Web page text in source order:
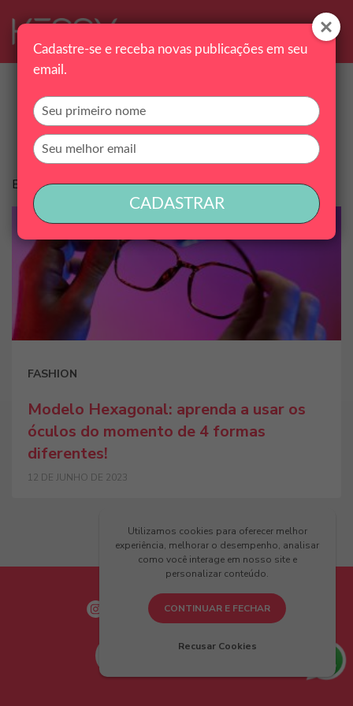
Tag:óculos do momento
Encontramos 1 conteúdo
FASHION
Modelo Hexagonal: aprenda a usar os
óculos do momento de 4 formas
diferentes!
12 DE JUNHO DE 2023
Utilizamos cookies para oferecer melhor
experiência, melhorar o desempenho, analisar
como você interage em nosso site e
personalizar conteúdo.
CONTINUAR E FECHAR
Recusar Cookies
Cadastre-se e receba novas publicações em seu
email.
Digite
seu
nome
Digite
seu
CADASTRAR